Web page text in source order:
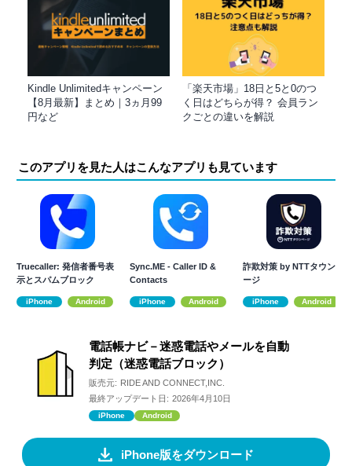
Kindle Unlimitedキャンペーン
【8月最新】まとめ｜3ヵ月99
円など
「楽天市場」18日と5と0のつ
く日はどちらが得？ 会員ラン
クごとの違いを解説
このアプリを見た人はこんなアプリも見ています
Truecaller: 発信者番号表
示とスパムブロック
iPhone Android
Sync.ME - Caller ID &
Contacts
iPhone Android
詐欺対策 by NTTタウンペ
ージ
iPhone Android
電話帳ナビ－迷惑電話やメールを自動
判定（迷惑電話ブロック）
販売元: RIDE AND CONNECT,INC.
最終アップデート日: 2026年4月10日
iPhone Android
iPhone版をダウンロード